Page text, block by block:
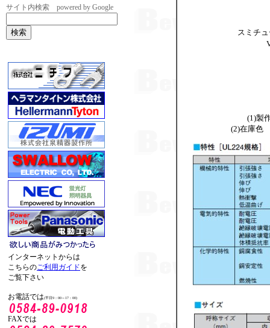
スミチ
(1)製
(2)在庫色
サイト内検索 powered by Google
インターネットからは
こちらのご利用ガイドを
ご覧下さい
お電話では(平日9：00～17：00)
FAXでは